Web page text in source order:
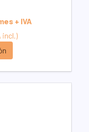
+ IVA
incl.)